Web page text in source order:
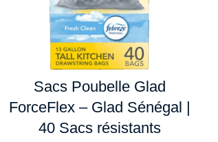
Sacs Poubelle Glad
ForceFlex – Glad Sénégal |
40 Sacs résistants